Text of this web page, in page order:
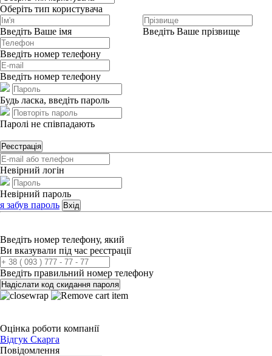
Оберіть тип користувача
Введіть Ваше імя Введіть Ваше прізвище
Введіть номер телефону
Введіть номер телефону
Будь ласка, введіть пароль
Паролі не співпадають
Реєстрація
Невірний логін
Невірний пароль
я забув пароль Вхід
Введіть номер телефону, який
Ви вказували під час реєстрації
Введіть правильний номер телефону
Надіслати код скидання пароля
Оцінка роботи компанії
Відгук Скарга
Повідомлення